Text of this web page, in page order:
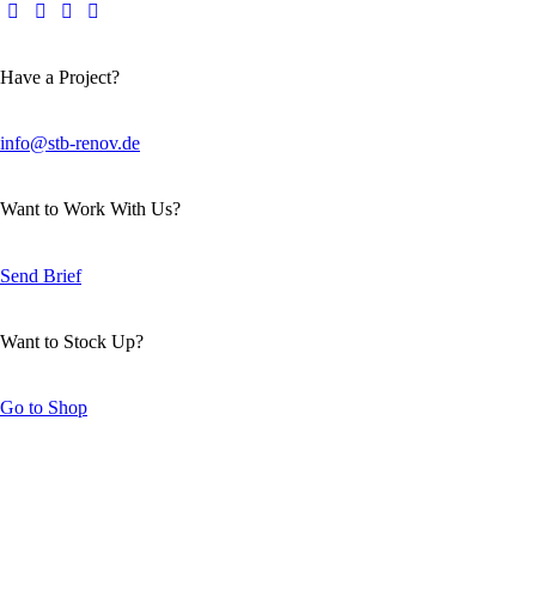
Have a Project?
info@stb-renov.de
Want to Work With Us?
Send Brief
Want to Stock Up?
Go to Shop